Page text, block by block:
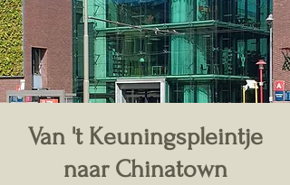
Van 't Keuningspleintje
naar Chinatown